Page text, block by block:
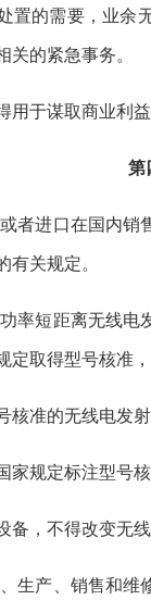
置的需要，业余
关的紧急事务。
用于谋取商业利益
第
者进口在国内销
有关规定。
率短距离无线电
定取得型号核准
核准的无线电发
家规定标注型号
备，不得改变无
生产、销售和维